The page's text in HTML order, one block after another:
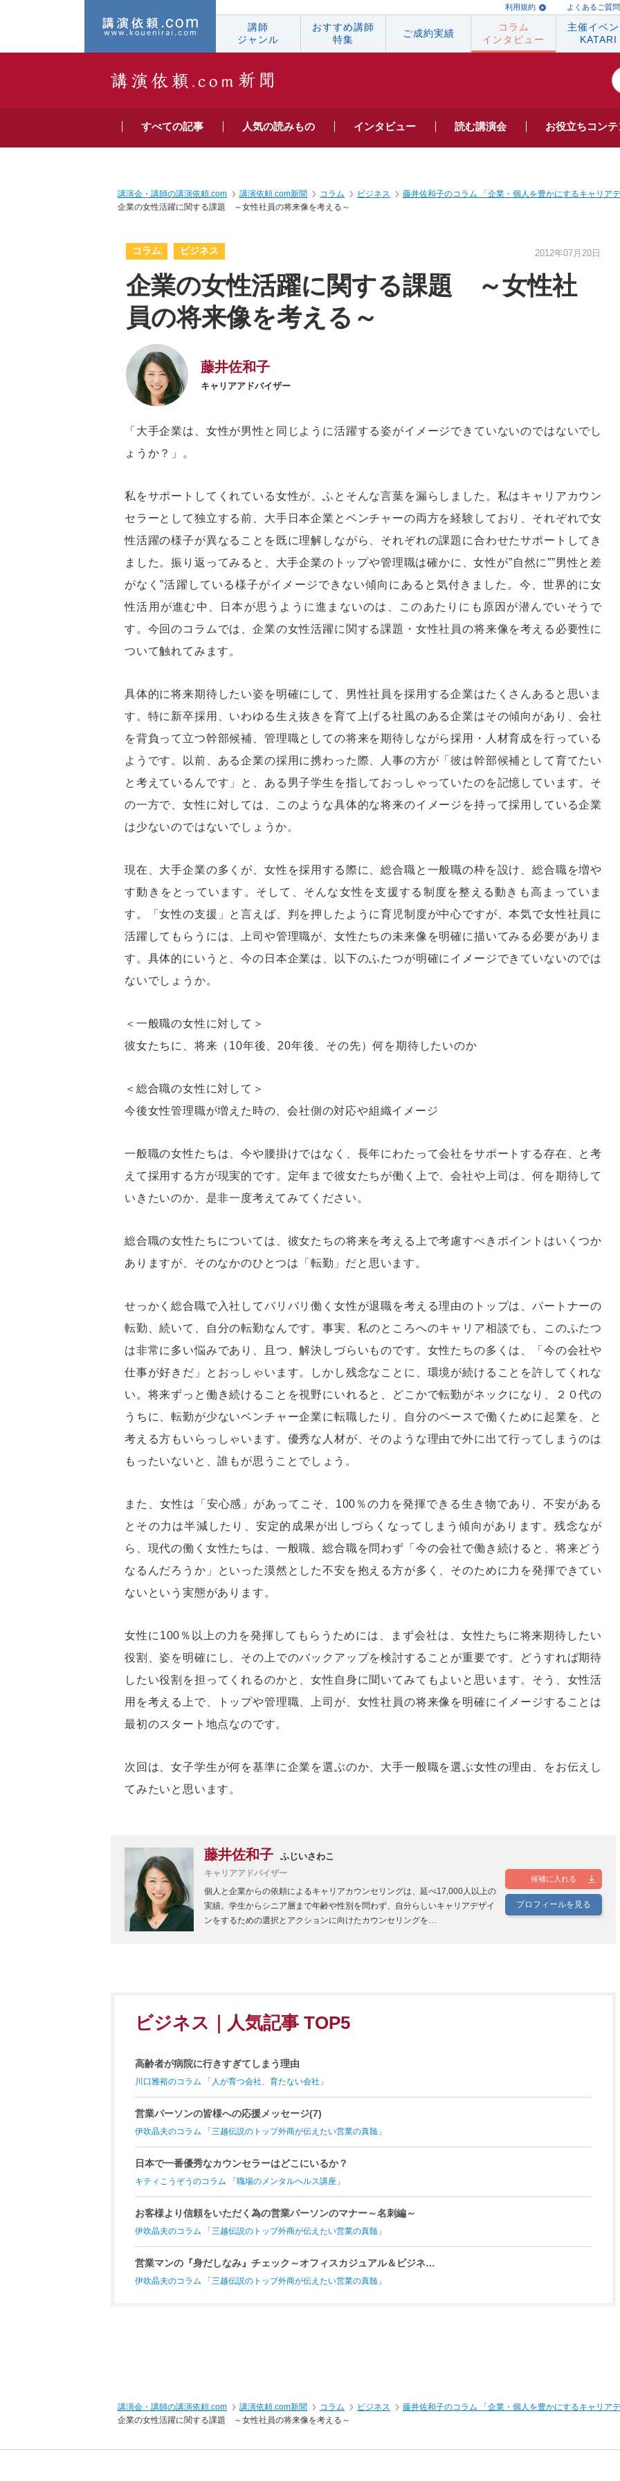
利用規約 よくあるご質問
講師
ジャンル
おすすめ講師
特集
ご成約実績
コラム
インタビュー
主催イベ
KATARI
すべての記事 人気の読みもの インタビュー 読む講演会 お役立ちコン
講演会・講師の講演依頼.com 講演依頼.com新聞 コラム ビジネス
藤井佐和子のコラム 「企業・個人を豊かにするキャリア
企業の女性活躍に関する課題 ～女性社員の将来像を考える～
コラム ビジネス 2012年07月20日
企業の女性活躍に関する課題 ～女性社
員の将来像を考える～
藤井佐和子
キャリアアドバイザー
「大手企業は、女性が男性と同じように活躍する姿がイメージできていないのではないでし
ょうか？」。
私をサポートしてくれている女性が、ふとそんな言葉を漏らしました。私はキャリアカウン
セラーとして独立する前、大手日本企業とベンチャーの両方を経験しており、それぞれで女
性活躍の様子が異なることを既に理解しながら、それぞれの課題に合わせたサポートしてき
ました。振り返ってみると、大手企業のトップや管理職は確かに、女性が”自然に””男性と差
がなく”活躍している様子がイメージできない傾向にあると気付きました。今、世界的に女
性活用が進む中、日本が思うように進まないのは、このあたりにも原因が潜んでいそうで
す。今回のコラムでは、企業の女性活躍に関する課題・女性社員の将来像を考える必要性に
ついて触れてみます。
具体的に将来期待したい姿を明確にして、男性社員を採用する企業はたくさんあると思いま
す。特に新卒採用、いわゆる生え抜きを育て上げる社風のある企業はその傾向があり、会社
を背負って立つ幹部候補、管理職としての将来を期待しながら採用・人材育成を行っている
ようです。以前、ある企業の採用に携わった際、人事の方が「彼は幹部候補として育てたい
と考えているんです」と、ある男子学生を指しておっしゃっていたのを記憶しています。そ
の一方で、女性に対しては、このような具体的な将来のイメージを持って採用している企業
は少ないのではないでしょうか。
現在、大手企業の多くが、女性を採用する際に、総合職と一般職の枠を設け、総合職を増や
す動きをとっています。そして、そんな女性を支援する制度を整える動きも高まっていま
す。「女性の支援」と言えば、判を押したように育児制度が中心ですが、本気で女性社員に
活躍してもらうには、上司や管理職が、女性たちの未来像を明確に描いてみる必要がありま
す。具体的にいうと、今の日本企業は、以下のふたつが明確にイメージできていないのでは
ないでしょうか。
＜一般職の女性に対して＞
彼女たちに、将来（10年後、20年後、その先）何を期待したいのか
＜総合職の女性に対して＞
今後女性管理職が増えた時の、会社側の対応や組織イメージ
一般職の女性たちは、今や腰掛けではなく、長年にわたって会社をサポートする存在、と考
えて採用する方が現実的です。定年まで彼女たちが働く上で、会社や上司は、何を期待して
いきたいのか、是非一度考えてみてください。
総合職の女性たちについては、彼女たちの将来を考える上で考慮すべきポイントはいくつか
ありますが、そのなかのひとつは「転勤」だと思います。
せっかく総合職で入社してバリバリ働く女性が退職を考える理由のトップは、パートナーの
転勤、続いて、自分の転勤なんです。事実、私のところへのキャリア相談でも、このふたつ
は非常に多い悩みであり、且つ、解決しづらいものです。女性たちの多くは、「今の会社や
仕事が好きだ」とおっしゃいます。しかし残念なことに、環境が続けることを許してくれな
い。将来ずっと働き続けることを視野にいれると、どこかで転勤がネックになり、２０代の
うちに、転勤が少ないベンチャー企業に転職したり、自分のペースで働くために起業を、と
考える方もいらっしゃいます。優秀な人材が、そのような理由で外に出て行ってしまうのは
もったいないと、誰もが思うことでしょう。
また、女性は「安心感」があってこそ、100％の力を発揮できる生き物であり、不安がある
とその力は半減したり、安定的成果が出しづらくなってしまう傾向があります。残念なが
ら、現代の働く女性たちは、一般職、総合職を問わず「今の会社で働き続けると、将来どう
なるんだろうか」といった漠然とした不安を抱える方が多く、そのために力を発揮できてい
ないという実態があります。
女性に100％以上の力を発揮してもらうためには、まず会社は、女性たちに将来期待したい
役割、姿を明確にし、その上でのバックアップを検討することが重要です。どうすれば期待
したい役割を担ってくれるのかと、女性自身に聞いてみてもよいと思います。そう、女性活
用を考える上で、トップや管理職、上司が、女性社員の将来像を明確にイメージすることは
最初のスタート地点なのです。
次回は、女子学生が何を基準に企業を選ぶのか、大手一般職を選ぶ女性の理由、をお伝えし
てみたいと思います。
藤井佐和子 ふじいさわこ
キャリアアドバイザー
個人と企業からの依頼によるキャリアカウンセリングは、延べ17,000人以上の
実績。学生からシニア層まで年齢や性別を問わず、自分らしいキャリアデザイ
ンをするための選択とアクションに向けたカウンセリングを…
候補に入れる
プロフィールを見る
ビジネス｜人気記事 TOP5
高齢者が病院に行きすぎてしまう理由
川口雅裕のコラム 「人が育つ会社、育たない会社」
営業パーソンの皆様への応援メッセージ(7)
伊吹晶夫のコラム 「三越伝説のトップ外商が伝えたい営業の真髄」
日本で一番優秀なカウンセラーはどこにいるか？
キティこうぞうのコラム 「職場のメンタルヘルス講座」
お客様より信頼をいただく為の営業パーソンのマナー～名刺編～
伊吹晶夫のコラム 「三越伝説のトップ外商が伝えたい営業の真髄」
営業マンの『身だしなみ』チェック～オフィスカジュアル＆ビジネ…
伊吹晶夫のコラム 「三越伝説のトップ外商が伝えたい営業の真髄」
講演会・講師の講演依頼.com 講演依頼.com新聞 コラム ビジネス
藤井佐和子のコラム 「企業・個人を豊かにするキャリア
企業の女性活躍に関する課題 ～女性社員の将来像を考える～